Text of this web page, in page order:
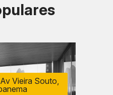
Vieira Souto,